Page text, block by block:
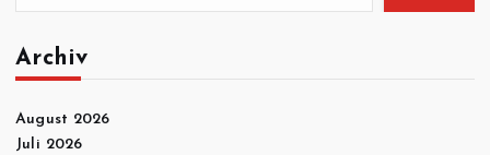
Archiv
August 2026
Juli 2026